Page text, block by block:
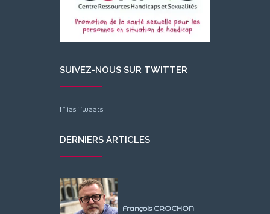
SUIVEZ-NOUS SUR TWITTER
Mes Tweets
DERNIERS ARTICLES
François CROCHON